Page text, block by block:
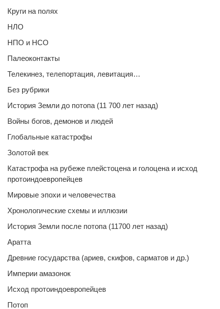
Круги на полях
НЛО
НПО и НСО
Палеоконтакты
Телекинез, телепортация, левитация…
Без рубрики
История Земли до потопа (11 700 лет назад)
Войны богов, демонов и людей
Глобальные катастрофы
Золотой век
Катастрофа на рубеже плейстоцена и голоцена и исход
протоиндоевропейцев
Мировые эпохи и человечества
Хронологические схемы и иллюзии
История Земли после потопа (11700 лет назад)
Аратта
Древние государства (ариев, скифов, сарматов и др.)
Империи амазонок
Исход протоиндоевропейцев
Потоп